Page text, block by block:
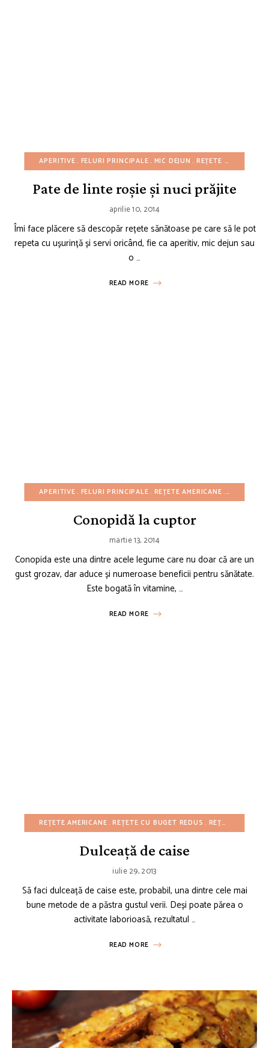
APERITIVE FELURI PRINCIPALE MIC DEJUN REȚETE AMERICANE
Pate de linte roșie și nuci prăjite
aprilie 10, 2014
Îmi face plăcere să descopăr rețete sănătoase pe care să le pot
repeta cu ușurință și servi oricând, fie ca aperitiv, mic dejun sau
o …
READ MORE
APERITIVE FELURI PRINCIPALE REȚETE AMERICANE REȚETE
Conopidă la cuptor
martie 13, 2014
Conopida este una dintre acele legume care nu doar că are un
gust grozav, dar aduce și numeroase beneficii pentru sănătate.
Este bogată în vitamine, …
READ MORE
REȚETE AMERICANE REȚETE CU BUGET REDUS REȚETE DE GUSTĂRI
Dulceață de caise
iulie 29, 2013
Să faci dulceață de caise este, probabil, una dintre cele mai
bune metode de a păstra gustul verii. Deși poate părea o
activitate laborioasă, rezultatul …
READ MORE